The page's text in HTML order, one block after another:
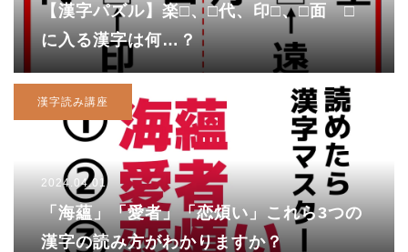
【漢字パズル】楽□、□代、印□、□面 □
に入る漢字は何…？
漢字読み講座
2024.04.01
「海蘊」「愛者」「恋煩い」これら3つの
漢字の読み方がわかりますか？